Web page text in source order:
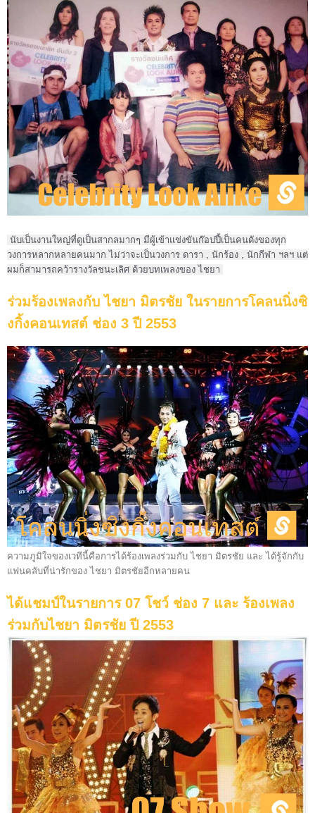
วงการหลากหลายคนมาก ไม่ว่าจะเป็นวงการ ดารา , นักร้อง , นักกีฬา ฯลฯ แต่
ผมก็สามารถคว้ารางวัลชนะเลิศ ด้วยบทเพลงของ ไชยา
ร่วมร้องเพลงกับ ไชยา มิตรชัย ในรายการโคลนนิ่งซิ
งกิ้งคอนเทสต์ ช่อง 3 ปี 2553
ความภูมิใจของเวทีนี้คือการได้ร้องเพลงร่วมกับ ไชยา มิตรชัย และ ได้รู้จักกับ
แฟนคลับที่น่ารักของ ไชยา มิตรชัยอีกหลายคน
ได้แชมป์ในรายการ 07 โชว์ ช่อง 7 และ ร้องเพลง
ร่วมกับไชยา มิตรชัย ปี 2553